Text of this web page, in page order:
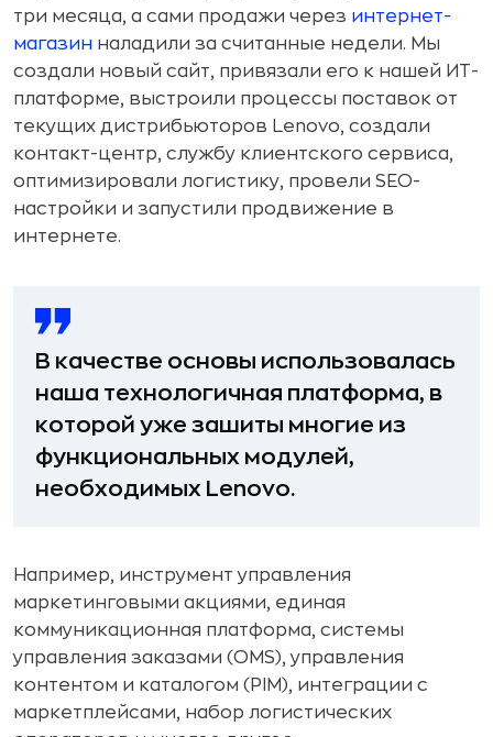
три месяца, а сами продажи через интернет-
магазин наладили за считанные недели. Мы
создали новый сайт, привязали его к нашей ИТ-
платформе, выстроили процессы поставок от
текущих дистрибьюторов Lenovo, создали
контакт-центр, службу клиентского сервиса,
оптимизировали логистику, провели SEO-
настройки и запустили продвижение в
интернете.
В качестве основы использовалась
наша технологичная платформа, в
которой уже зашиты многие из
функциональных модулей,
необходимых Lenovo.
Например, инструмент управления
маркетинговыми акциями, единая
коммуникационная платформа, системы
управления заказами (OMS), управления
контентом и каталогом (PIM), интеграции с
маркетплейсами, набор логистических